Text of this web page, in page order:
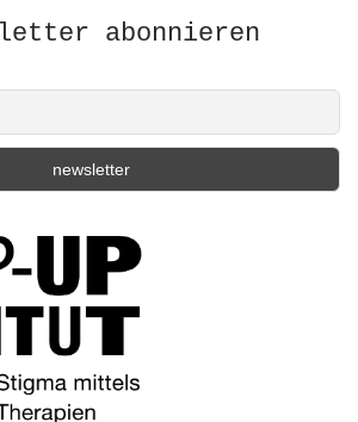
abonnieren